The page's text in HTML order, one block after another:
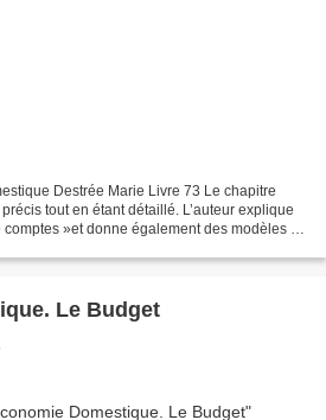
Destrée Marie Livre 73 Le chapitre
tout en étant détaillé. L’auteur explique
»et donne également des modèles de
Le Budget